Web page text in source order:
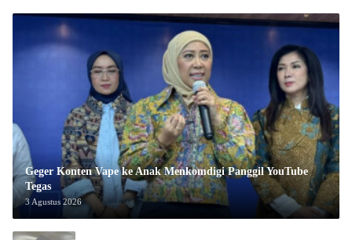
Geger Konten Vape ke Anak Menkomdigi Panggil YouTube
Tegas
3 Agustus 2026